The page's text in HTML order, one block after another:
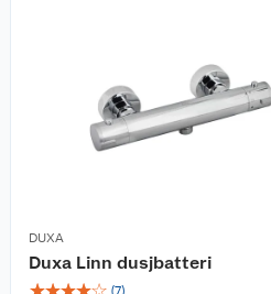
DUXA
Duxa Linn dusjbatteri
(7)